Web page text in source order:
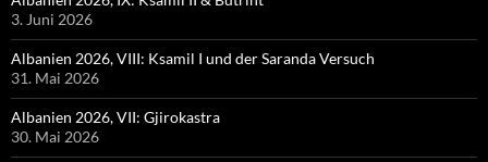
3. Juni 2026
Albanien 2026, VIII: Ksamil I und der Saranda Versuch
31. Mai 2026
Albanien 2026, VII: Gjirokastra
30. Mai 2026